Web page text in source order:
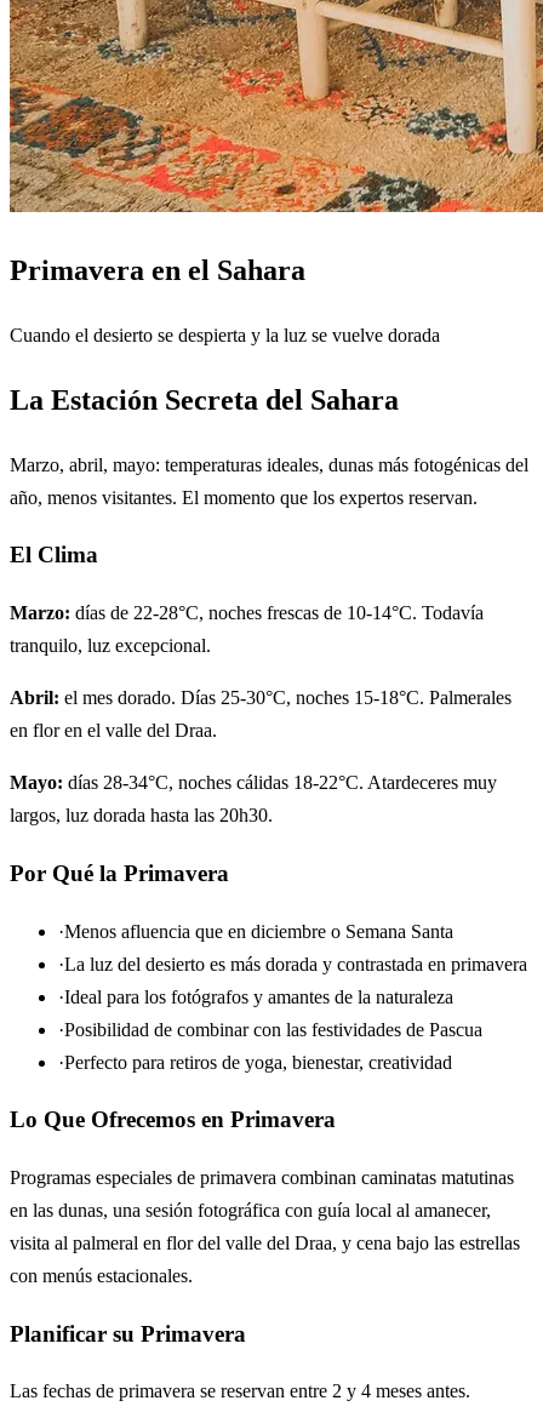
Primavera en el Sahara
Cuando el desierto se despierta y la luz se vuelve dorada
La Estación Secreta del Sahara
Marzo, abril, mayo: temperaturas ideales, dunas más fotogénicas del
año, menos visitantes. El momento que los expertos reservan.
El Clima
Marzo: días de 22-28°C, noches frescas de 10-14°C. Todavía
tranquilo, luz excepcional.
Abril: el mes dorado. Días 25-30°C, noches 15-18°C. Palmerales
en flor en el valle del Draa.
Mayo: días 28-34°C, noches cálidas 18-22°C. Atardeceres muy
largos, luz dorada hasta las 20h30.
Por Qué la Primavera
·Menos afluencia que en diciembre o Semana Santa
·La luz del desierto es más dorada y contrastada en primavera
·Ideal para los fotógrafos y amantes de la naturaleza
·Posibilidad de combinar con las festividades de Pascua
·Perfecto para retiros de yoga, bienestar, creatividad
Lo Que Ofrecemos en Primavera
Programas especiales de primavera combinan caminatas matutinas
en las dunas, una sesión fotográfica con guía local al amanecer,
visita al palmeral en flor del valle del Draa, y cena bajo las estrellas
con menús estacionales.
Planificar su Primavera
Las fechas de primavera se reservan entre 2 y 4 meses antes.